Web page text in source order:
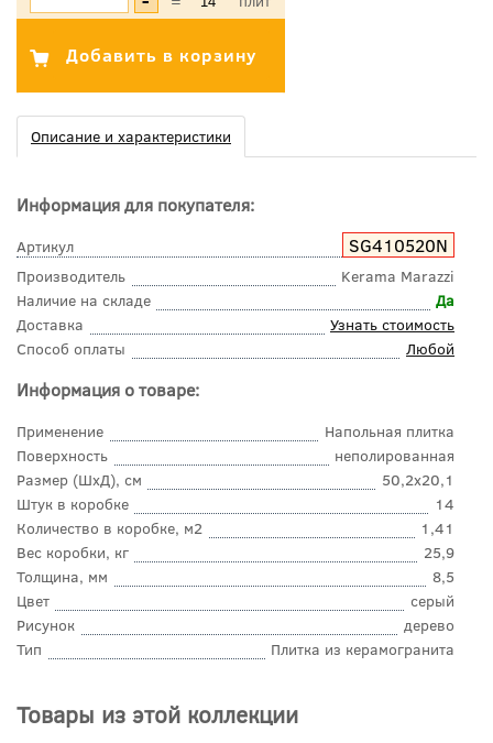
Описание и характеристики
Информация для покупателя:
Артикул SG410520N
Производитель
Kerama Marazzi
Наличие на складе
Да
Доставка
Узнать стоимость
Способ оплаты
Любой
Информация о товаре:
Применение
Напольная плитка
Поверхность
неполированная
Размер (ШхД), см
50,2x20,1
Штук в коробке
14
Количество в коробке, м2
1,41
Вес коробки, кг
25,9
Толщина, мм
8,5
Цвет
серый
Рисунок
дерево
Тип
Плитка из керамогранита
Товары из этой коллекции